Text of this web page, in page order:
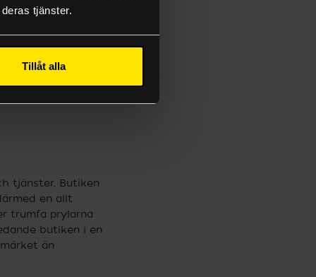
tjänster.
Tillåt alla
kedja eller
bestående
upplevelse som
tjänster. Butiken
en allt
trumfa prylarna
butiken i en
än